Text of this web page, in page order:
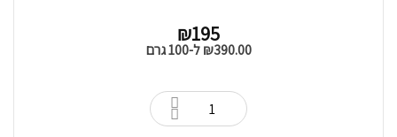
₪195
₪390.00 ל-100 גרם